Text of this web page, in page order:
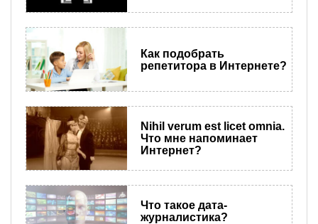
Как подобрать
репетитора в Интернете?
​Nihil verum est licet omnia.
Что мне напоминает
Интернет?
Что такое дата-
журналистика?